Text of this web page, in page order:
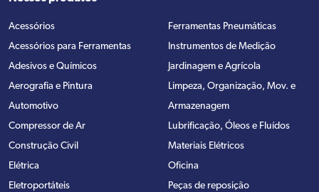
Acessórios
Acessórios para Ferramentas
Adesivos e Químicos
Aerografia e Pintura
Automotivo
Compressor de Ar
Construção Civil
Elétrica
Eletroportáteis
Ferramentas Pneumáticas
Instrumentos de Medição
Jardinagem e Agrícola
Limpeza, Organização, Mov. e
Armazenagem
Lubrificação, Óleos e Fluídos
Materiais Elétricos
Oficina
Peças de reposição